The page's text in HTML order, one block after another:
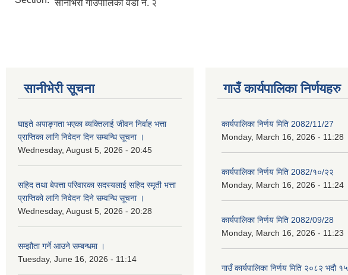
सानीभेरी गाउँपालिका वडा नं. २
सानीभेरी सूचना
घाइते अपाङ्गता भएका ब्यक्तिलाई जीवन निर्वाह भत्ता
प्राप्तिका लागि निवेदन दिन सम्बन्धि सूचना ।
Wednesday, August 5, 2026 - 20:45
सहिद तथा बेपत्ता परिवारका सदस्यलाई सहिद स्मृती भत्ता
प्राप्तिको लागि निवेदन दिने सम्वन्धि सूचना ।
Wednesday, August 5, 2026 - 20:28
सम्झौता गर्ने आउने सम्बन्धमा ।
Tuesday, June 16, 2026 - 11:14
गाउँ कार्यपालिका निर्णयहरु
कार्यपालिका निर्णय मिति 2082/11/27
Monday, March 16, 2026 - 11:28
कार्यपालिका निर्णय मिति 2082/१०/२२
Monday, March 16, 2026 - 11:24
कार्यपालिका निर्णय मिति 2082/09/28
Monday, March 16, 2026 - 11:23
गाउँ कार्यपालिका निर्णय मिति २०८२ भदौ १५